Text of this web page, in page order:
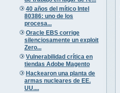
40 años del mítico Intel
80386: uno de los
procesa...
Oracle EBS corrige
silenciosamente un exploit
Zero...
Vulnerabilidad crítica en
tiendas Adobe Magento
Hackearon una planta de
armas nucleares de EE.
UU....